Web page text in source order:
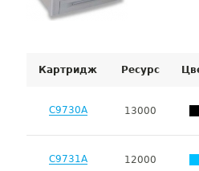
Картридж Ресурс
C9730A 13000
C9731A 12000